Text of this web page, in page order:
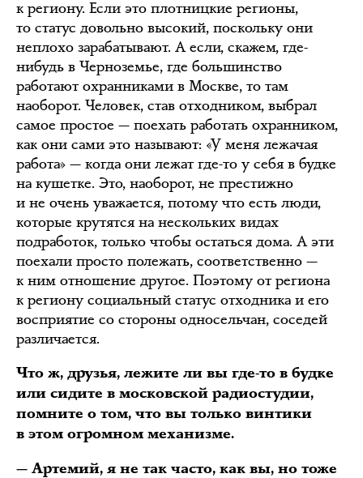
к региону. Если это плотницкие регионы,
то статус довольно высокий, поскольку они
неплохо зарабатывают. А если, скажем, где-
нибудь в Черноземье, где большинство
работают охранниками в Москве, то там
наоборот. Человек, став отходником, выбрал
самое простое — поехать работать охранником,
как они сами это называют: «У меня лежачая
работа» — когда они лежат где-то у себя в будке
на кушетке. Это, наоборот, не престижно
и не очень уважается, потому что есть люди,
которые крутятся на нескольких видах
подработок, только чтобы остаться дома. А эти
поехали просто полежать, соответственно —
к ним отношение другое. Поэтому от региона
к региону социальный статус отходника и его
восприятие со стороны односельчан, соседей
различается.
Что ж, друзья, лежите ли вы где-то в будке
или сидите в московской радиостудии,
помните о том, что вы только винтики
в этом огромном механизме.
— Артемий, я не так часто, как вы, но тоже